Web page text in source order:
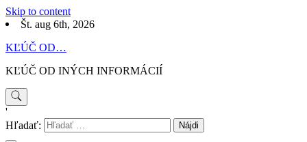
Skip to content
Št. aug 6th, 2026
KĽÚČ OD…
KĽÚČ OD INÝCH INFORMÁCIÍ
'
Hľadať: